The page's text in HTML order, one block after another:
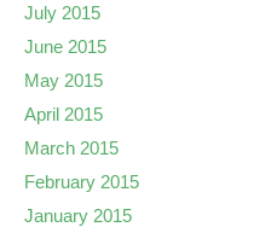
July 2015
June 2015
May 2015
April 2015
March 2015
February 2015
January 2015